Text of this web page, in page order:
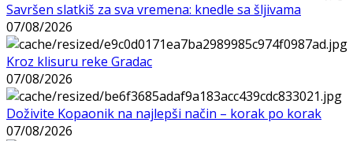
Savršen slatkiš za sva vremena: knedle sa šljivama
07/08/2026
Kroz klisuru reke Gradac
07/08/2026
Doživite Kopaonik na najlepši način – korak po korak
07/08/2026